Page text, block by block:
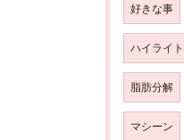
好きな事
ハイライト
脂肪分解
マシーン